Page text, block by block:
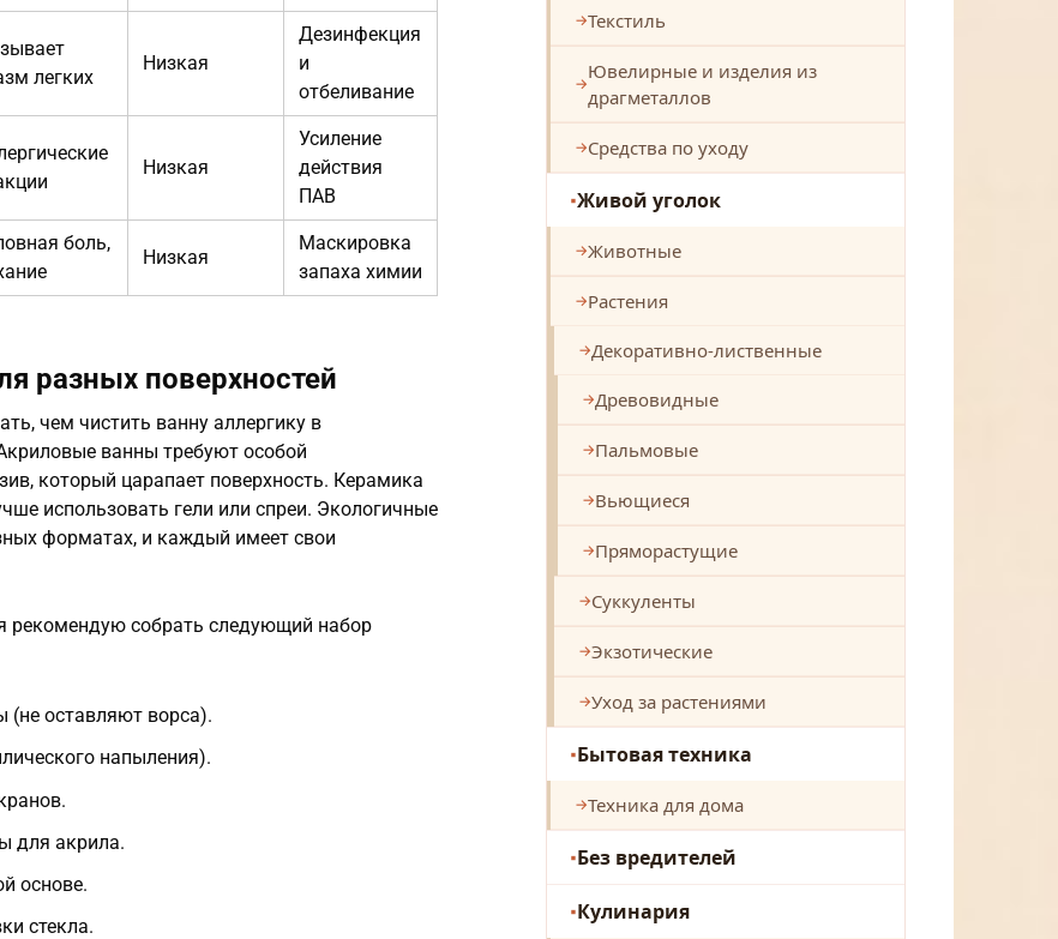
легких
Низкая
Дезинфекция
и
отбеливание
Низкая
Усиление
действия
ПАВ
боль,
Низкая
Маскировка
запаха химии
разных поверхностей
чем чистить ванну аллергику в
ванны требуют особой
который царапает поверхность. Керамика
использовать гели или спреи. Экологичные
форматах, и каждый имеет свои
рекомендую собрать следующий набор
оставляют ворса).
напыления).
для акрила.
основе.
стекла.
Текстиль
Ювелирные и изделия из
драгметаллов
Средства по уходу
Живой уголок
Животные
Растения
Декоративно-лиственные
Древовидные
Пальмовые
Вьющиеся
Пряморастущие
Суккуленты
Экзотические
Уход за растениями
Бытовая техника
Техника для дома
Без вредителей
Кулинария